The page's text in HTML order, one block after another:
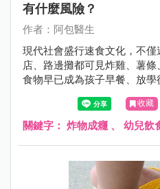
有什麼風險？
作者：阿包醫生
現代社會盛行速食文化，不
店、路邊攤都可見炸雞、薯
食物早已成為孩子早餐、放學
收藏
關鍵字： 炸物成癮 、 幼兒飲